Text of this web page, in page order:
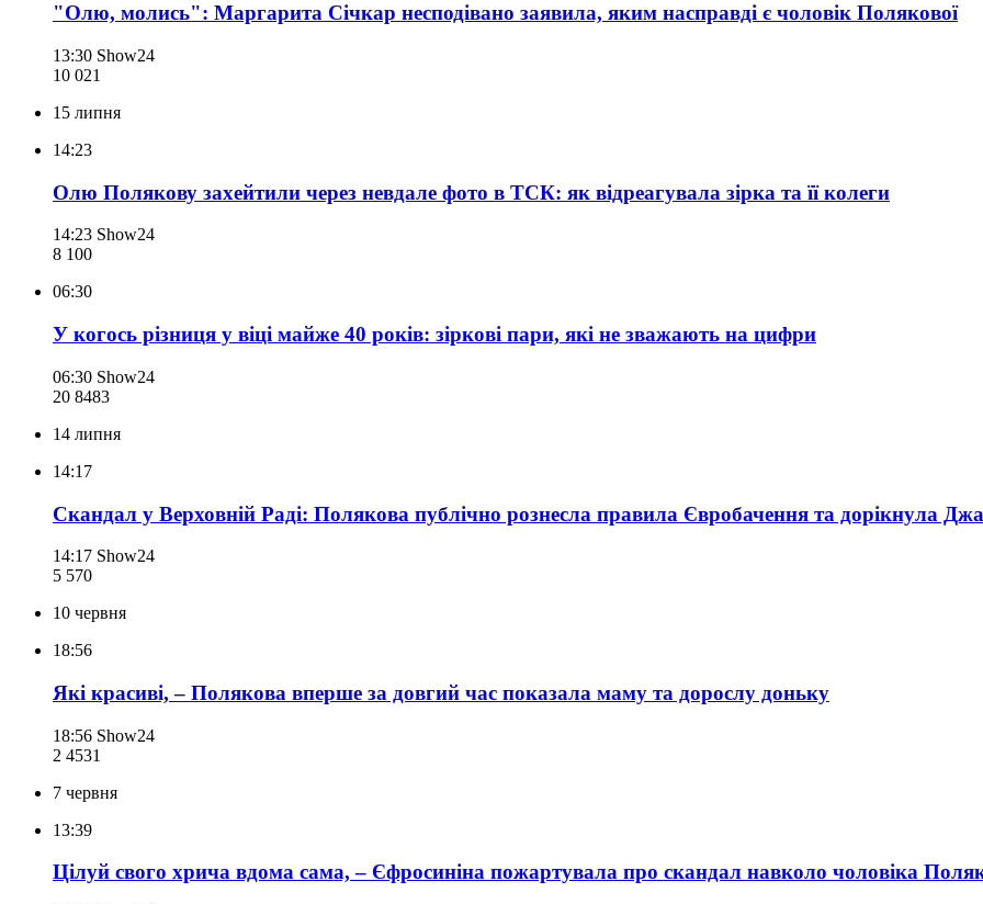
"Олю, молись": Маргарита Січкар несподівано заявила, яким насправді є чоловік Полякової
13:30 Show24
10 021
15 липня
14:23
Олю Полякову захейтили через невдале фото в ТСК: як відреагувала зірка та її колеги
14:23 Show24
8 100
06:30
У когось різниця у віці майже 40 років: зіркові пари, які не зважають на цифри
06:30 Show24
20 8483
14 липня
14:17
Скандал у Верховній Раді: Полякова публічно рознесла правила Євробачення та дорікнула
14:17 Show24
5 570
10 червня
18:56
Які красиві, – Полякова вперше за довгий час показала маму та дорослу доньку
18:56 Show24
2 4531
7 червня
13:39
Цілуй свого хрича вдома сама, – Єфросиніна пожартувала про скандал навколо чоловіка